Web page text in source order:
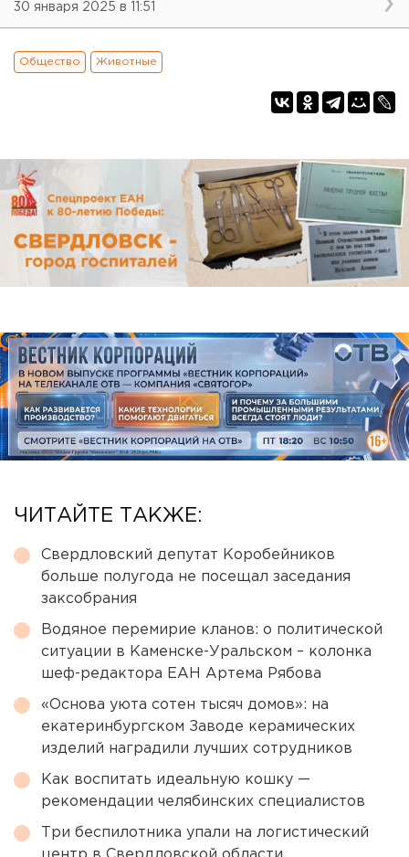
30 января 2025 в 11:51
Общество Животные
ЧИТАЙТЕ ТАКЖЕ:
Свердловский депутат Коробейников
больше полугода не посещал заседания
заксобрания
Водяное перемирие кланов: о политической
ситуации в Каменске-Уральском – колонка
шеф-редактора ЕАН Артема Рябова
«Основа уюта сотен тысяч домов»: на
екатеринбургском Заводе керамических
изделий наградили лучших сотрудников
Как воспитать идеальную кошку —
рекомендации челябинских специалистов
Три беспилотника упали на логистический